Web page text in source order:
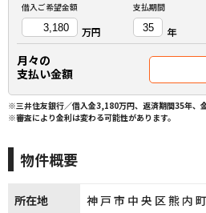
借入ご希望金額
万円
支払期間
年
月々の
支払い金額
※三井住友銀行／借入金3,180万円、返済期間35年、
※審査により金利は変わる可能性があります。
物件概要
所在地 神戸市中央区熊内